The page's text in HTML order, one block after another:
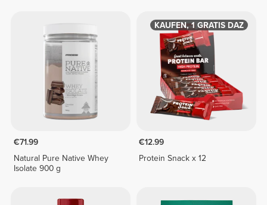
€71.99
Natural Pure Native Whey
Isolate 900 g
1 KAUFEN, 1 GRATIS DAZU
€12.99
Protein Snack x 12